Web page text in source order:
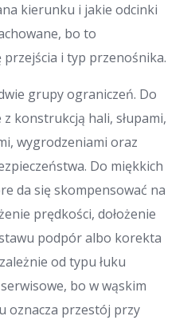
kierunku i jakie odcinki
bo to
i typ przenośnika.
grupy ograniczeń. Do
konstrukcją hali, słupami,
wygrodzeniami oraz
Do miękkich
da się skompensować na
prędkości, dołożenie
podpór albo korekta
od typu łuku
bo w wąskim
oznacza przestój przy